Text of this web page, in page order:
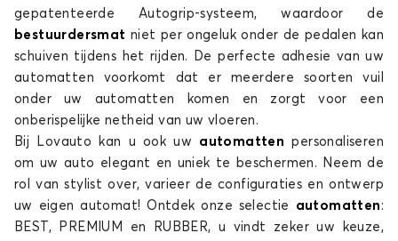
gepatenteerde Autogrip-systeem, waardoor de
bestuurdersmat niet per ongeluk onder de pedalen kan
schuiven tijdens het rijden. De perfecte adhesie van uw
automatten voorkomt dat er meerdere soorten vuil
onder uw automatten komen en zorgt voor een
onberispelijke netheid van uw vloeren.
Bij Lovauto kan u ook uw automatten personaliseren
om uw auto elegant en uniek te beschermen. Neem de
rol van stylist over, varieer de configuraties en ontwerp
uw eigen automat! Ontdek onze selectie automatten :
BEST, PREMIUM en RUBBER, u vindt zeker uw keuze,